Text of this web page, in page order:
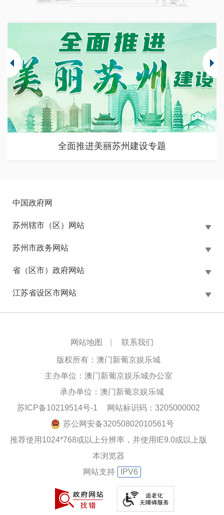
全面推进美丽苏州建设专题
中国政府网
苏州辖市（区）网站
苏州市政务网站
省（区市）政府网站
江苏省设区市网站
网站地图 联系我们
版权所有：澳门新葡京娱乐城
主办单位：澳门新葡京娱乐城办公室
承办单位：澳门新葡京娱乐城
苏ICP备10219514号-1
网站标识码：3205000002
苏公网安备32050802010561号
推荐使用1024*768或以上分辨率，并使用IE9.0或以上版
本浏览器
网站支持
IPV6